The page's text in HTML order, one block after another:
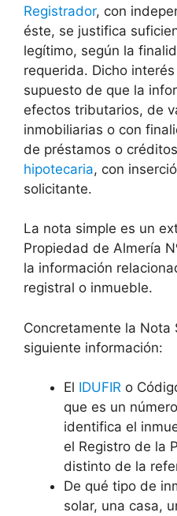
Registrador, con
éste, se justifica
legítimo, según la
requerida. Dicho
supuesto de que la
efectos tributarios, de
inmobiliarias o con
de préstamos o
hipotecaria, con
solicitante.
La nota simple es un
Propiedad de Almería
la información
registral o inmueble.
Concretamente la Nota
siguiente información:
El IDUFIR o
que es un
identifica el
el Registro de la
distinto de la
De qué tipo de
solar, una casa,